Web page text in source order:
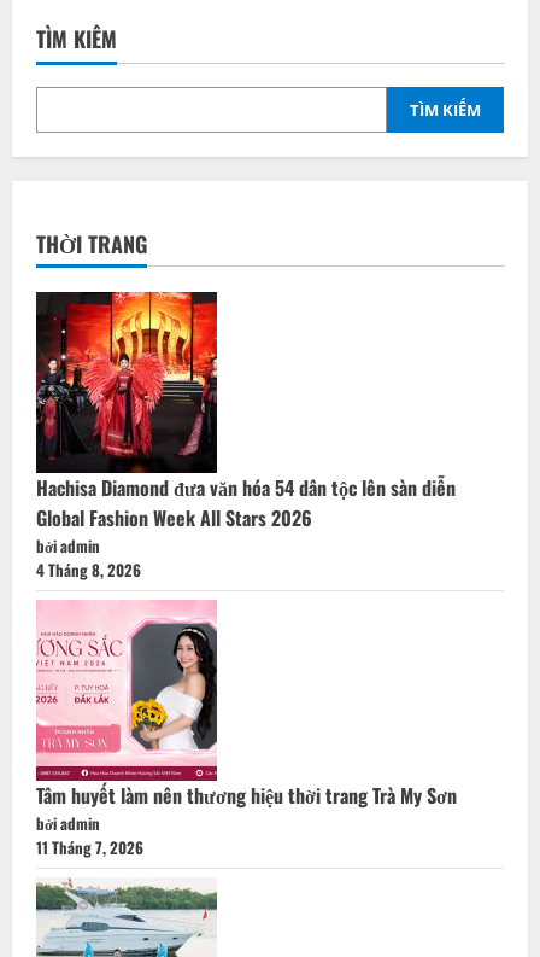
TÌM KIẾM
TÌM KIẾM
THỜI TRANG
Hachisa Diamond đưa văn hóa 54 dân tộc lên sàn diễn
Global Fashion Week All Stars 2026
bởi admin
4 Tháng 8, 2026
Tâm huyết làm nên thương hiệu thời trang Trà My Sơn
bởi admin
11 Tháng 7, 2026